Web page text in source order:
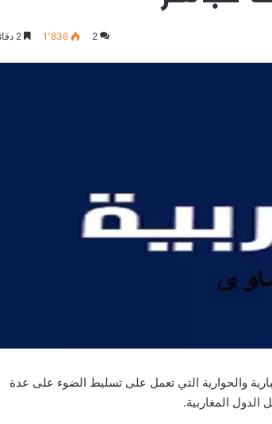
2 1٬836
والحوارية التي تعمل على تسليط الضوء على عدة
الدول المغاربية.